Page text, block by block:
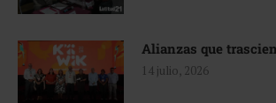
Alianzas que
14 julio, 2026